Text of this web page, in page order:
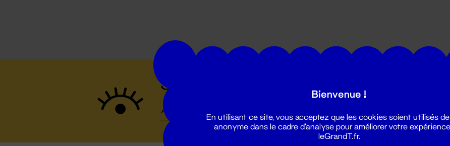
Suivez toutes les actualités du Grand T :
Bienvenue !
En utilisant ce site, vous acceptez que les cookies soient utilisés
anonyme dans le cadre d'analyse pour améliorer votre
leGrandT.fr.